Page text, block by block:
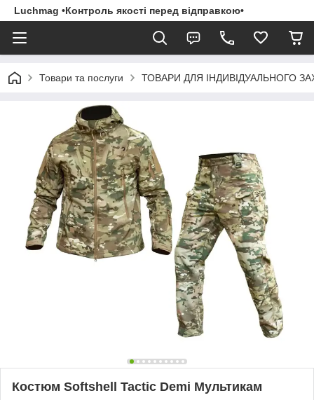
Luchmag •Контроль якості перед відправкою•
Товари та послуги ТОВАРИ ДЛЯ ІНДИВІДУАЛЬНОГО
Костюм Softshell Tactic Demi Мультикам